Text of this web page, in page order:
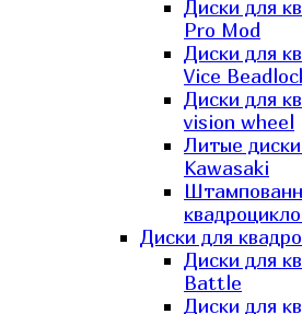
Диски для
Pro Mod
Диски для
Vice
Диски для
vision wheel
Литые
Kawasaki​
Диски для
Диски для
Battle
Диски для